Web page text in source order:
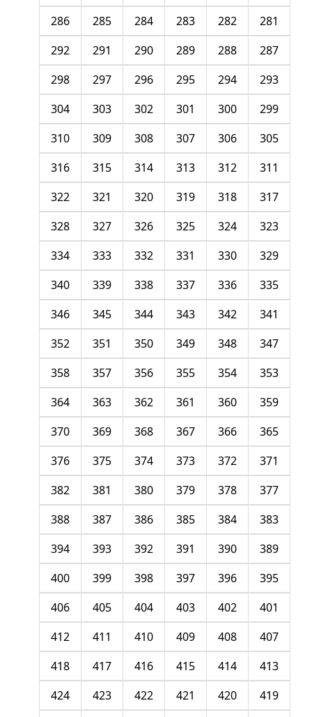
281
282
283
284
285
286
287
288
289
290
291
292
293
294
295
296
297
298
299
300
301
302
303
304
305
306
307
308
309
310
311
312
313
314
315
316
317
318
319
320
321
322
323
324
325
326
327
328
329
330
331
332
333
334
335
336
337
338
339
340
341
342
343
344
345
346
347
348
349
350
351
352
353
354
355
356
357
358
359
360
361
362
363
364
365
366
367
368
369
370
371
372
373
374
375
376
377
378
379
380
381
382
383
384
385
386
387
388
389
390
391
392
393
394
395
396
397
398
399
400
401
402
403
404
405
406
407
408
409
410
411
412
413
414
415
416
417
418
419
420
421
422
423
424